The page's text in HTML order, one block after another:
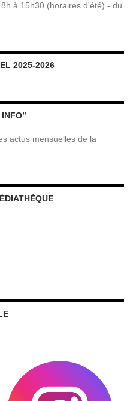
à 15h30 (horaires d'été) - du
2025-2026
actus mensuelles de la